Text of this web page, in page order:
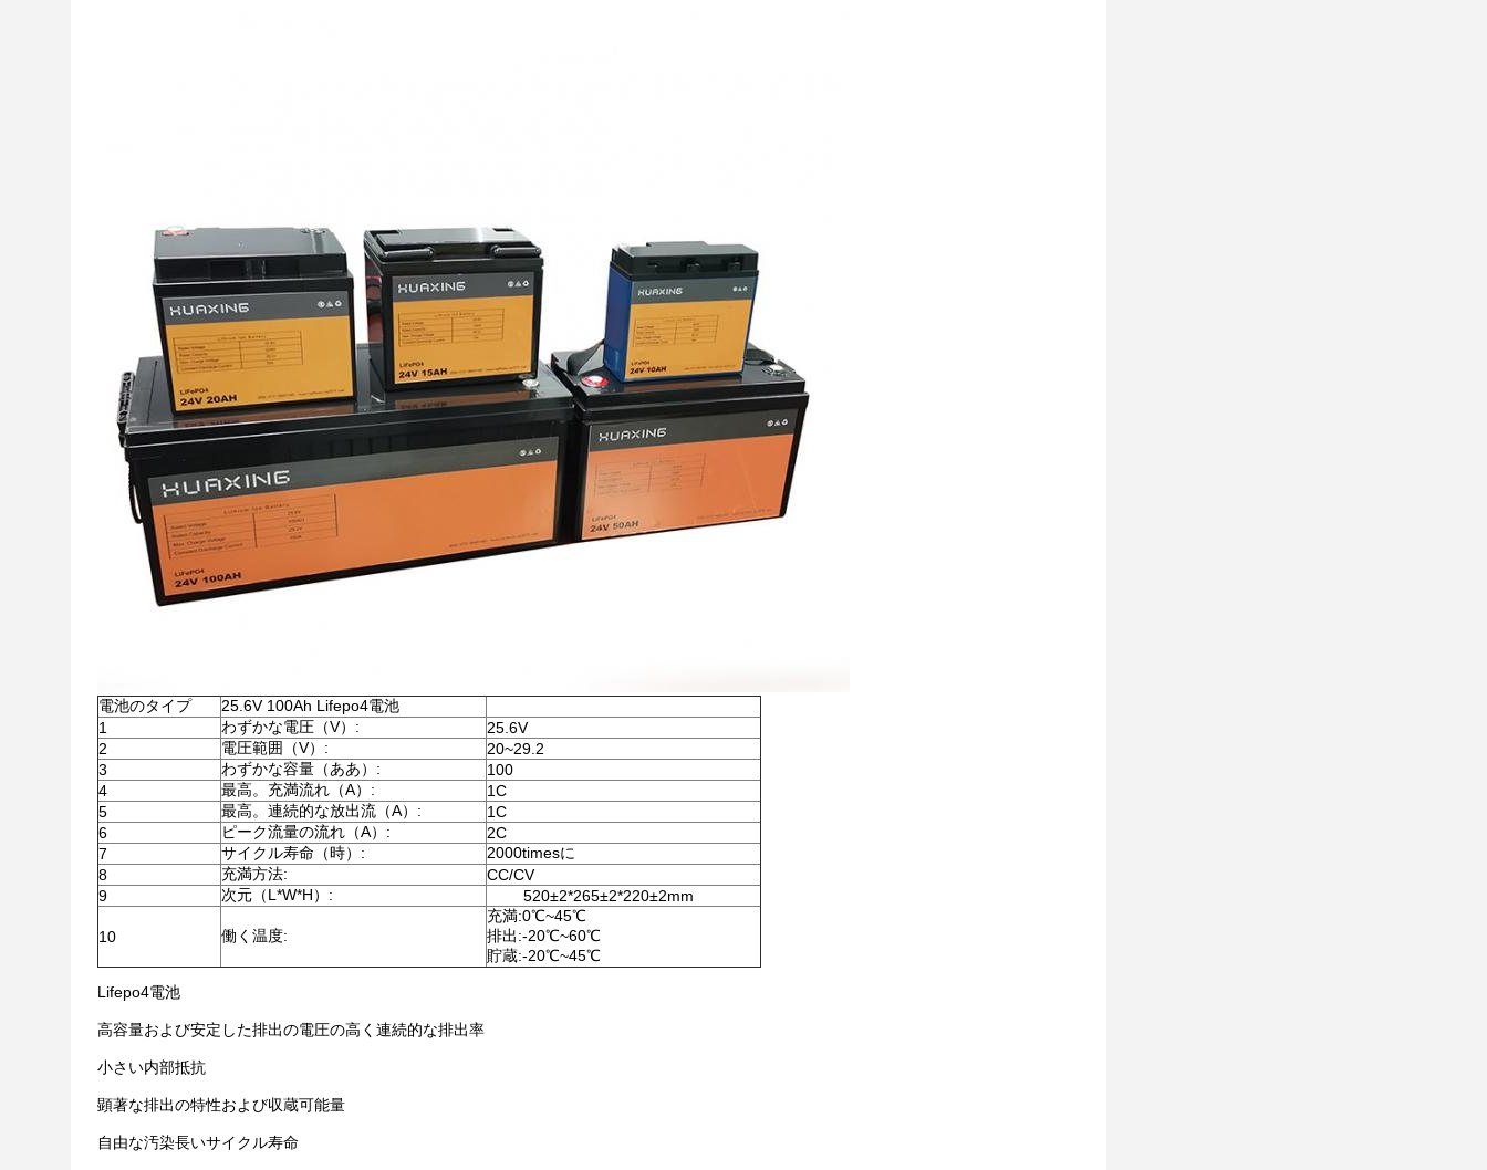
電池のタイプ
25.6V 100Ah Lifepo4電池
1
わずかな電圧（V）:
25.6V
2
電圧範囲（V）:
20~29.2
3
わずかな容量（ああ）:
100
4
最高。充満流れ（A）:
1C
5
最高。連続的な放出流（A）:
1C
6
ピーク流量の流れ（A）:
2C
7
サイクル寿命（時）:
2000timesに
8
充満方法:
CC/CV
9
次元（L*W*H）: 520±2*265±2*220±2mm
10 働く温度:
充満:0℃~45℃
排出:-20℃~60℃
貯蔵:-20℃~45℃
Lifepo4電池
高容量および安定した排出の電圧の高く連続的な排出率
小さい内部抵抗
顕著な排出の特性および収蔵可能量
自由な汚染長いサイクル寿命